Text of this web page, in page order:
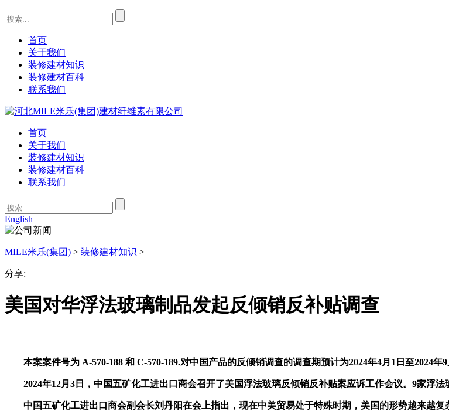
首页
关于我们
装修建材知识
装修建材百科
联系我们
首页
关于我们
装修建材知识
装修建材百科
联系我们
English
MILE米乐(集团) > 装修建材知识 >
分享:
美国对华浮法玻璃制品发起反倾销反补贴调查
本案案件号为 A-570-188 和 C-570-189.对中国产品的反倾销调查的调查期预计为2024年4月1日至2024年9
2024年12月3日，中国五矿化工进出口商会召开了美国浮法玻璃反倾销反补贴案应诉工作会议。9家浮法
中国五矿化工进出口商会副会长刘丹阳在会上指出，现在中美贸易处于特殊时期，美国的形势越来越复